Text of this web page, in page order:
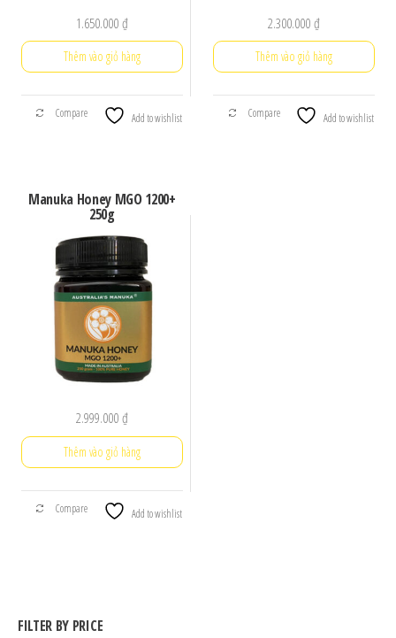
1.650.000₫
Thêm vào giỏ hàng
Compare Add to wishlist
2.300.000₫
Thêm vào giỏ hàng
Compare Add to wishlist
Manuka Honey MGO 1200+
250g
2.999.000₫
Thêm vào giỏ hàng
Compare Add to wishlist
FILTER BY PRICE